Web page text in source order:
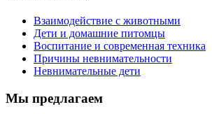
Взаимодействие с животными
Дети и домашние питомцы
Воспитание и современная техника
Причины невнимательности
Невнимательные дети
Мы предлагаем